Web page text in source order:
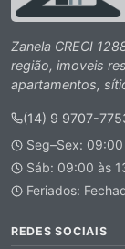
Zanela CRECI
região, imoveis
apartamentos,
(14) 9 9707-
Seg–Sex:
Sáb: 09:00 às
Feriados:
REDES SOCIAIS